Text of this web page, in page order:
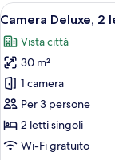
letto
(Grand)
Apri
tutte
le
foto
per
Camera
Deluxe,
2
7
Camera Deluxe,
Vista città
30 m²
1 camera
Per 3 persone
2 letti singoli
Wi-Fi gratuito